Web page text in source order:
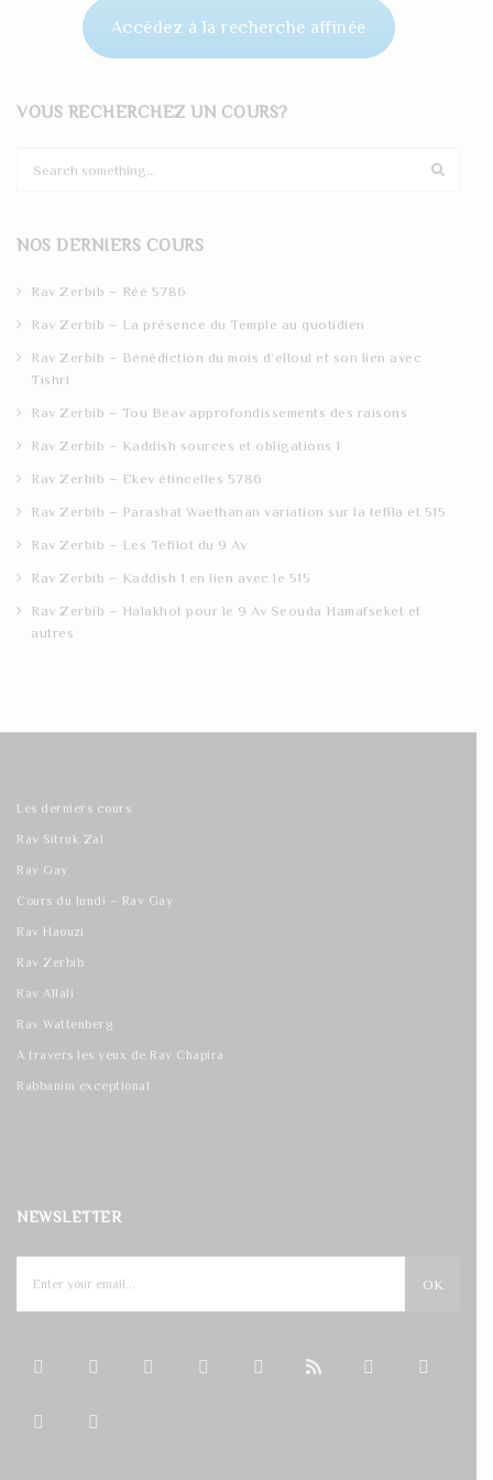
Accédez à la recherche affinée
VOUS RECHERCHEZ UN COURS?
c
NOS DERNIERS COURS
Rav Zerbib – Réé 5786
Rav Zerbib – La présence du Temple au quotidien
Rav Zerbib – Bénédiction du mois d’elloul et son lien avec
Tishri
Rav Zerbib – Tou Beav approfondissements des raisons
Rav Zerbib – Kaddish sources et obligations 1
Rav Zerbib – Ekev étincelles 5786
Rav Zerbib – Parashat Waethanan variation sur la tefila et 515
Rav Zerbib – Les Tefilot du 9 Av
Rav Zerbib – Kaddish 1 en lien avec le 515
Rav Zerbib – Halakhot pour le 9 Av Seouda Hamafseket et
autres
Les derniers cours
Rav Sitruk Zal
Rav Gay
Cours du lundi – Rav Gay
Rav Haouzi
Rav Zerbib
Rav Allali
Rav Wattenberg
A travers les yeux de Rav Chapira
Rabbanim exceptional
NEWSLETTER
OK